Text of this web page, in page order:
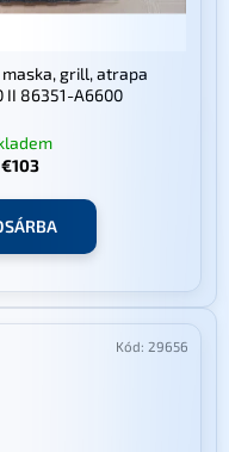
grill, atrapa
II 86351-A6600
€103
Kód: 29656